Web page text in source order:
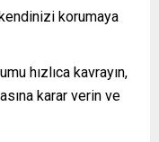
korumaya
hızlıca kavrayın,
karar verin ve